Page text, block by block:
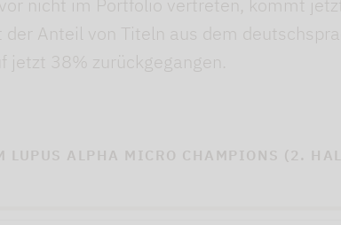
nicht im Portfolio vertreten, kommt
Anteil von Titeln aus dem
jetzt 38% zurückgegangen.
LUPUS ALPHA MICRO CHAMPIONS (2.